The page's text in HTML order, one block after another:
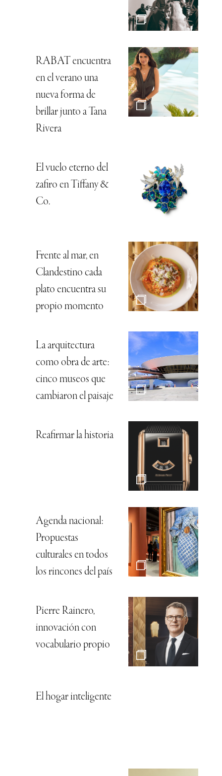
RABAT encuentra
en el verano una
nueva forma de
brillar junto a Tana
Rivera
El vuelo eterno del
zafiro en Tiffany &
Co.
Frente al mar, en
Clandestino cada
plato encuentra su
propio momento
La arquitectura
como obra de arte:
cinco museos que
cambiaron el paisaje
Reafirmar la historia
Agenda nacional:
Propuestas
culturales en todos
los rincones del país
Pierre Rainero,
innovación con
vocabulario propio
El hogar inteligente